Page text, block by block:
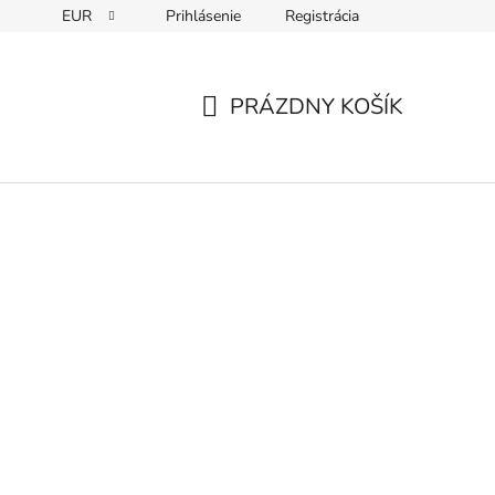
EUR Prihlásenie Registrácia
KOŠÍK
PRÁZDNY KOŠÍK